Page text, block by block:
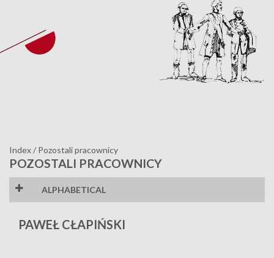
Index/ Pozostali pracownicy
POZOSTALI PRACOWNICY
ALPHABETICAL
W Z
PAWEŁ CŁAPIŃSKI